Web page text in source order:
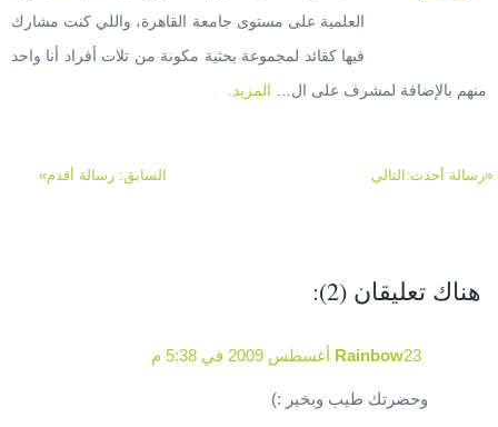
العلمية على مستوى جامعة القاهرة، واللي كنت مشارك
فيها كقائد لمجموعة بحثية مكونة من تلات أفراد أنا واحد
منهم بالإضافة لمشرف على ال… المزيد.
«رسالة أحدث:التالي السابق: رسالة أقدم»
هناك تعليقان (2):
Rainbow23 أغسطس 2009 في 5:38 م
وحضرتك طيب وبخير :)